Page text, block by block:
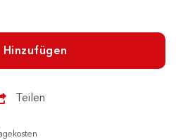
Hinzufügen
Teilen